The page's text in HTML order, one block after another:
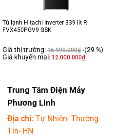
Tủ lạnh Hitachi Inverter 339 lít R-
FVX450PGV9 GBK
Giá thị trường: 16.990.000₫ (29 %)
Giá khuyến mại: 12.000.000₫
Trung Tâm Điện Máy
Phương Linh
Địa chỉ: Tự Nhiên- Thường
Tín- HN